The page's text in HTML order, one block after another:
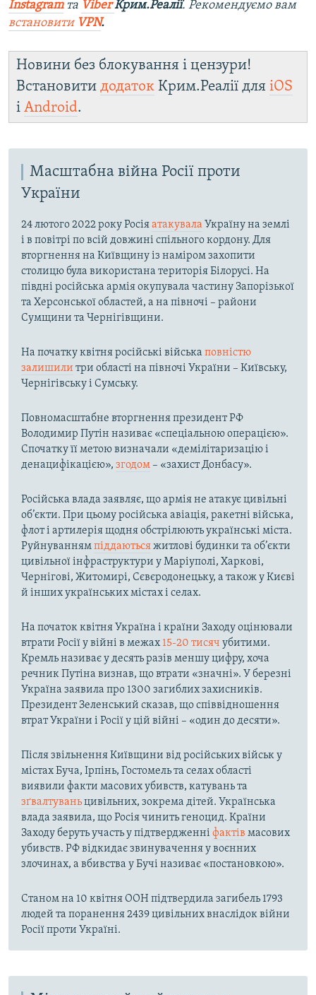
Instagramта ViberКрим.Реалії. Рекомендуємо вам
встановити VPN.
Новини без блокування і цензури!
Встановити додаток Крим.Реалії для iOS
і Android.
Масштабна війна Росії проти
України
24 лютого 2022 року Росіяатакувала Україну на землі
і в повітрі по всій довжині спільного кордону. Для
вторгнення на Київщину із наміром захопити
столицю була використана територія Білорусі. На
півдні російська армія окупувала частину Запорізької
та Херсонської областей, а на півночі – райони
Сумщини та Чернігівщини.
На початку квітня російські війська повністю
залишили три області на півночі України – Київську,
Чернігівську і Сумську.
Повномасштабне вторгнення президент РФ
Володимир Путін називає «спеціальною операцією».
Спочатку її метою визначали «демілітаризацію і
денацифікацією», згодом– «захист Донбасу».
Російська влада заявляє, що армія не атакує цивільні
об’єкти. При цьому російська авіація, ракетні війська,
флот і артилерія щодня обстрілюють українські міста.
Руйнуваннямпіддаютьсяжитлові будинки та об’єкти
цивільної інфраструктури у Маріуполі, Харкові,
Чернігові, Житомирі, Сєвєродонецьку, а також у Києві
й інших українських містах і селах.
На початок квітня Україна і країни Заходу оцінювали
втрати Росії у війні в межах 15-20 тисяч убитими.
Кремль називає у десять разів меншу цифру, хоча
речник Путіна визнав, що втрати «значні». У березні
Україна заявила про 1300 загиблих захисників.
Президент Зеленський сказав, що співвідношення
втрат України і Росії у цій війні – «один до десяти».
Після звільнення Київщини від російських військ у
містах Буча, Ірпінь, Гостомель та селах області
виявили факти масових убивств, катувань та
зґвалтуваньцивільних, зокрема дітей. Українська
влада заявила, що Росія чинить геноцид. Країни
Заходу беруть участь у підтвердженні фактів масових
убивств. РФ відкидає звинувачення у воєнних
злочинах, а вбивства у Бучі називає «постановкою».
Станом на 10 квітня ООН підтвердила загибель 1793
людей та поранення 2439 цивільних внаслідок війни
Росії проти Україні.